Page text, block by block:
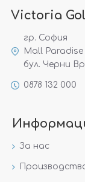
Victoria
гр. София
Mall Paradise
бул. Черни
0878 132 000
За нас